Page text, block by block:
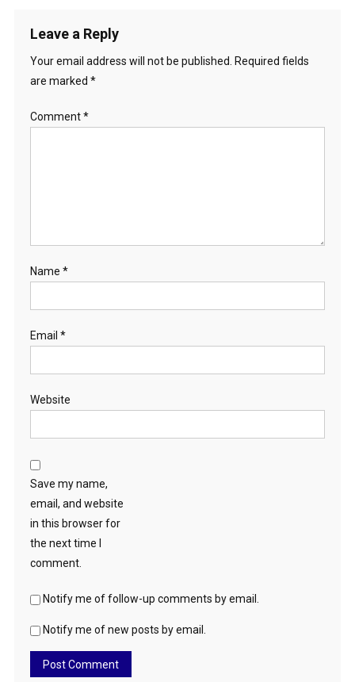
Leave a Reply
Your email address will not be published. Required fields
are marked *
Comment*
Name *
Email *
Website
Save my name,
email, and website
in this browser for
the next time I
comment.
Notify me of follow-up comments by email.
Notify me of new posts by email.